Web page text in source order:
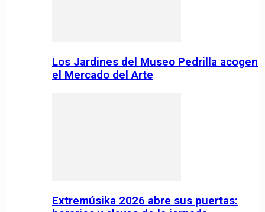
Los Jardines del Museo Pedrilla acogen
el Mercado del Arte
Extremúsika 2026 abre sus puertas: